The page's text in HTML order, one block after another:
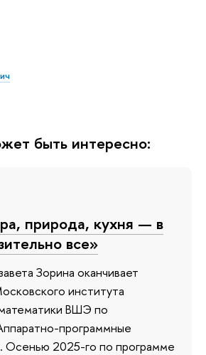
быть интересно:
природа, кухня — в
все»
Зорина оканчивает
института
ВШЭ по
программные
Осенью 2025-го по программе